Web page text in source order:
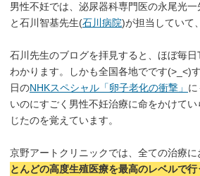
男性不妊では、泌尿器科専門医の永尾光一
と石川智基先生(石川病院)が担当していて
石川先生のブログを拝見すると、ほぼ毎
わかります。しかも全国各地でです(>_<)
日のNHKスペシャル「卵子老化の衝撃」
いのにすごく男性不妊治療に命をかけて
じたのを覚えています。
京野アートクリニックでは、全ての治療に
とんどの高度生殖医療を最高のレベルで